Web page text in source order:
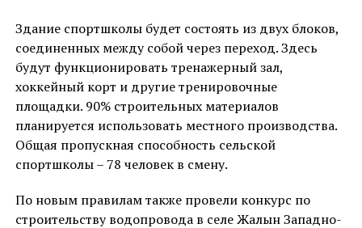
Здание спортшколы будет состоять из двух блоков,
соединенных между собой через переход. Здесь
будут функционировать тренажерный зал,
хоккейный корт и другие тренировочные
площадки. 90% строительных материалов
планируется использовать местного производства.
Общая пропускная способность сельской
спортшколы – 78 человек в смену.
По новым правилам также провели конкурс по
строительству водопровода в селе Жалын Западно-